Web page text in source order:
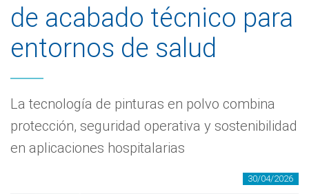
de acabado técnico para
entornos de salud
La tecnología de pinturas en polvo combina
protección, seguridad operativa y sostenibilidad
en aplicaciones hospitalarias
30/04/2026